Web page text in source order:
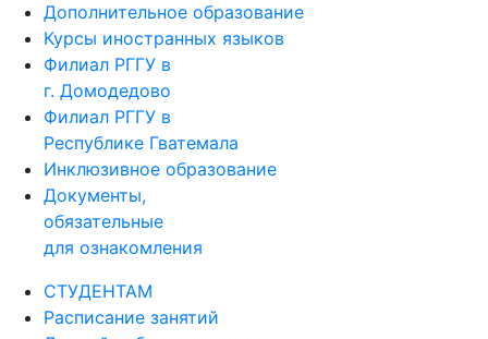
Дополнительное образование
Курсы иностранных языков
Филиал РГГУ в
г. Домодедово
Филиал РГГУ в
Республике Гватемала
Инклюзивное образование
Документы,
обязательные
для ознакомления
СТУДЕНТАМ
Расписание занятий